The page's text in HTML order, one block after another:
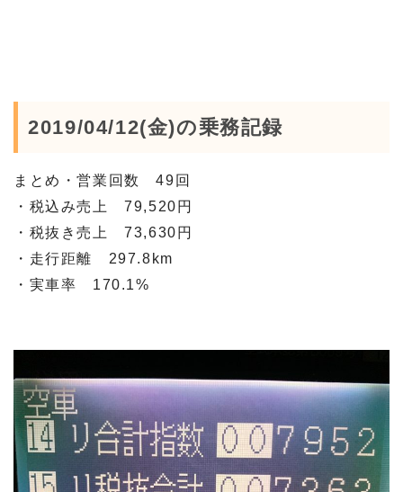
2019/04/12(金)の乗務記録
まとめ・営業回数 49回
・税込み売上 79,520円
・税抜き売上 73,630円
・走行距離 297.8km
・実車率 170.1%